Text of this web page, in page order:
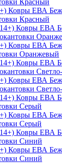
Ковры ЕВА
Красный
Ковры ЕВА
Оранжевый
Ковры ЕВА
Ковры ЕВА
Серый
Ковры ЕВА
Синий